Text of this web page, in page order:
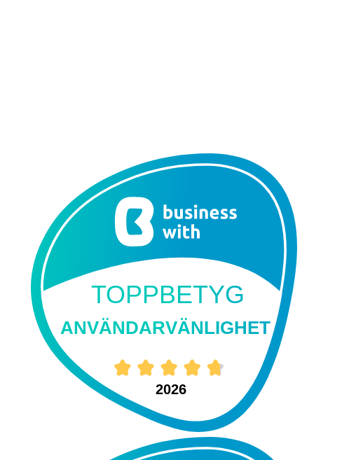
TOPPBETYG
ANVÄNDARVÄNLIGHET
2026